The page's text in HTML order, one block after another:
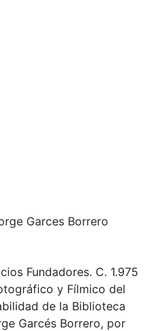
Garces Borrero
Fundadores. C. 1.975
y Fílmico del
de la Biblioteca
Garcés Borrero, por